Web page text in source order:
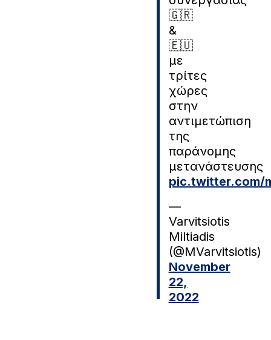
🇬🇷
&
🇪🇺
με
τρίτες
χώρες
στην
αντιμετώπιση
της
παράνομης
μετανάστευσης
pic.twitter.com/
—
Varvitsiotis
Miltiadis
(@MVarvitsiotis)
November
22,
2022